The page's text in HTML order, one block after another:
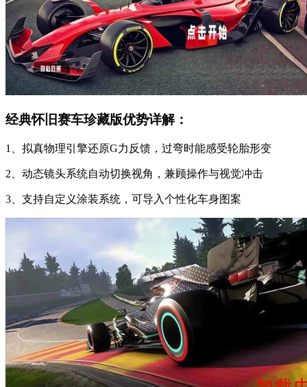
经典怀旧赛车珍藏版优势详解：
1、拟真物理引擎还原G力反馈，过弯时能感受轮胎形变
2、动态镜头系统自动切换视角，兼顾操作与视觉冲击
3、支持自定义涂装系统，可导入个性化车身图案